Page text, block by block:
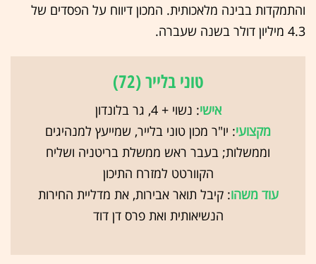
והתמקדות בבינה מלאכותית. המכון דיווח על הפסדים של
4.3 מיליון דולר בשנה שעברה.
טוני בלייר (72)
אישי: נשוי + 4, גר בלונדון
מקצועי: יו"ר מכון טוני בלייר, שמייעץ למנהיגים
וממשלות; בעבר ראש ממשלת בריטניה ושליח
הקוורטט למזרח התיכון
עוד משהו: קיבל תואר אבירות, את מדליית החירות
הנשיאותית ואת פרס דן דוד